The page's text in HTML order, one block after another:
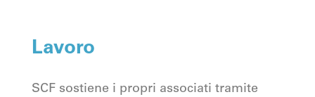
Lavoro
SCF sostiene i propri associati tramite